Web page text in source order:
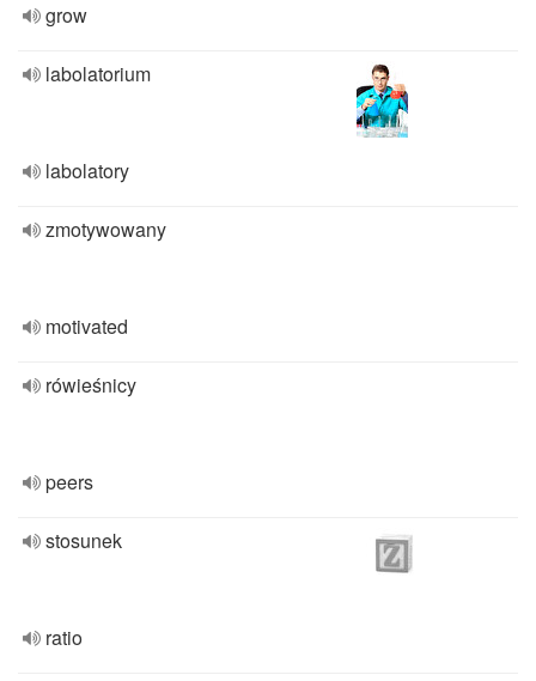
grow
labolatorium
labolatory
zmotywowany
motivated
rówieśnicy
peers
stosunek
ratio